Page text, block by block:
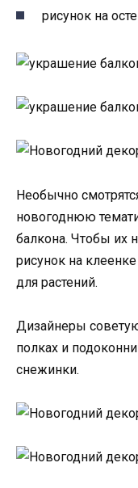
рисунок на
Необычно
новогоднюю
балкона. Чтобы их
рисунок на
для растений.
Дизайнеры
полках и
снежинки.